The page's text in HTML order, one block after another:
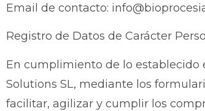
Email de contacto:
Registro de Datos de Carácter
En cumplimiento de lo establecido
Solutions SL, mediante los
facilitar, agilizar y cumplir los